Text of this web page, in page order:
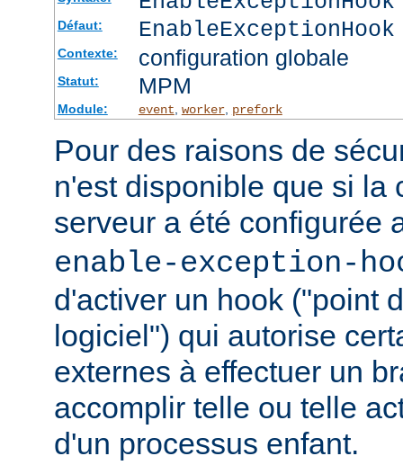
Défaut:
Contexte: configuration globale
Statut: MPM
Module: event worker, prefork
Pour des raisons de
n'est disponible que si la
serveur a été configurée
enable-exception-
d'activer un hook ("point
logiciel") qui autorise
externes à effectuer un
accomplir telle ou telle
d'un processus enfant.